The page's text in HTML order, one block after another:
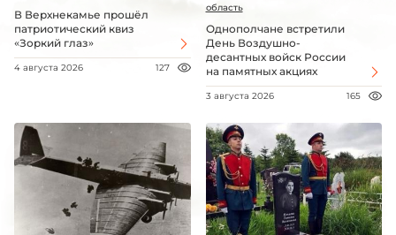
В Верхнекамье прошёл
патриотический квиз
«Зоркий глаз»
4 августа 2026 127
область
Однополчане встретили
День Воздушно-
десантных войск России
на памятных акциях
3 августа 2026 165